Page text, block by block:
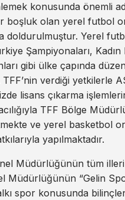
konusunda önemli
boşluk olan yerel futbol
doldurulmuştur. Yerel
Şampiyonaları, Kadın
gibi ülke çapında
verdiği yetkilerle
lisans çıkarma
TFF Bölge
ve yerel basketbol
yapılmaktadır.
Müdürlüğünün tüm
Müdürlüğünün “Gelin
spor konusunda